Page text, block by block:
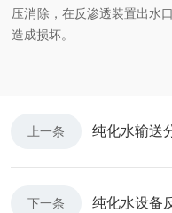
压消除，在反渗透装置出水
造成损坏。
上一条 纯化水输送
下一条